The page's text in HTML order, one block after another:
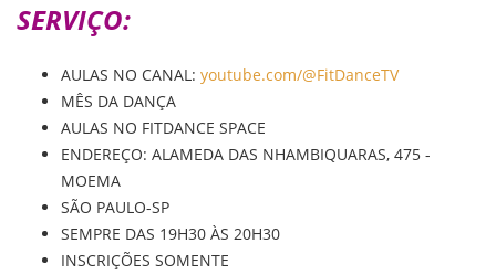
SERVIÇO:
AULAS NO CANAL: youtube.com/@FitDanceTV
MÊS DA DANÇA
AULAS NO FITDANCE SPACE
ENDEREÇO: ALAMEDA DAS NHAMBIQUARAS, 475 -
MOEMA
SÃO PAULO-SP
SEMPRE DAS 19H30 ÀS 20H30
INSCRIÇÕES SOMENTE